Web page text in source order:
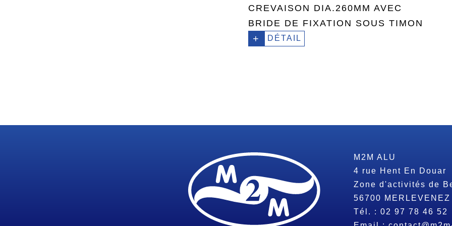
CREVAISON DIA.260MM AVEC
BRIDE DE FIXATION SOUS TIMON
+ DÉTAIL
M2M ALU
4 rue Hent En Douar
Zone d'activités de
56700 MERLEVENEZ
Tél. :02 97 78 46 52